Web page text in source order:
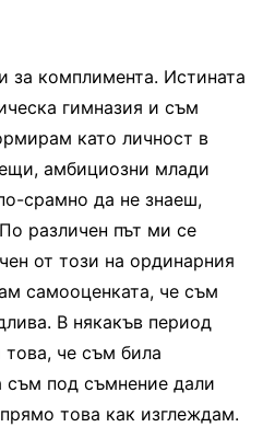
за комплимента. Истината
гимназия и съм
като личност в
амбициозни млади
срамно да не знаеш,
различен път ми се
от този на ординарния
самооценката, че съм
В някакъв период
че съм била
съм под съмнение дали
това как изглеждам.